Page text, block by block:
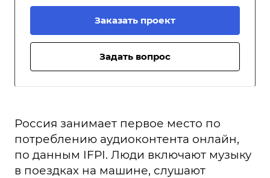
Заказать проект
Задать вопрос
Россия занимает первое место по
потреблению аудиоконтента онлайн,
по данным IFPI. Люди включают музыку
в поездках на машине, слушают